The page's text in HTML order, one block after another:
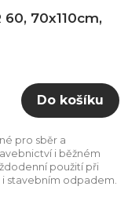
70x110cm,
Do košíku
pro sběr a
i běžném
použití při
i stavebním odpadem.